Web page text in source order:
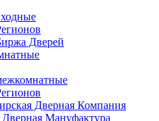
Дверей
Дверная Компания
Дверная Мануфактура